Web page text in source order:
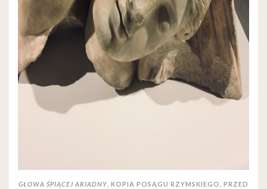
GŁOWA ŚPIĄCEJ ARIADNY , KOPIA POSĄGU RZYMSKIEGO, PRZED